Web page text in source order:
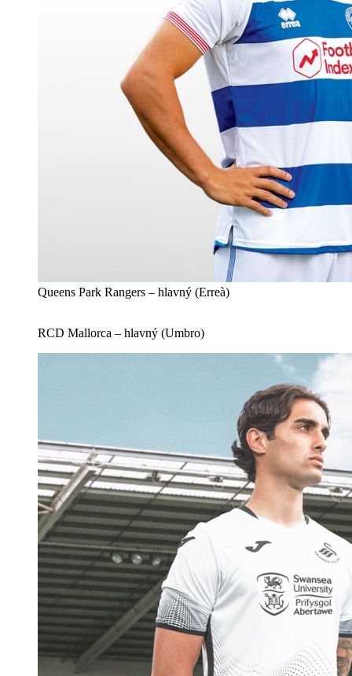
Queens Park Rangers – hlavný (Erreà)
RCD Mallorca – hlavný (Umbro)